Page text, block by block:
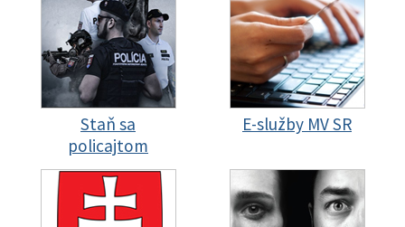
Staň sa
policajtom
E-služby MV SR